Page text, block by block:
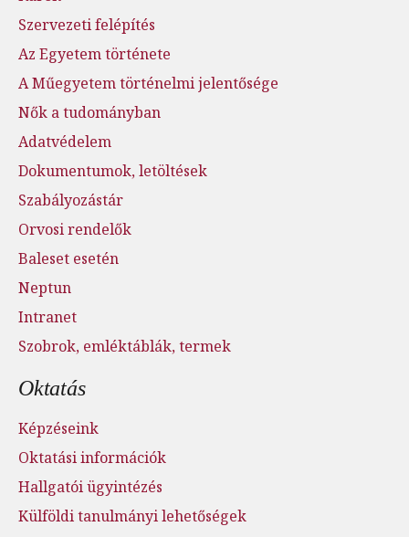
Szervezeti felépítés
Az Egyetem története
A Műegyetem történelmi jelentősége
Nők a tudományban
Adatvédelem
Dokumentumok, letöltések
Szabályozástár
Orvosi rendelők
Baleset esetén
Neptun
Intranet
Szobrok, emléktáblák, termek
Oktatás
Képzéseink
Oktatási információk
Hallgatói ügyintézés
Külföldi tanulmányi lehetőségek